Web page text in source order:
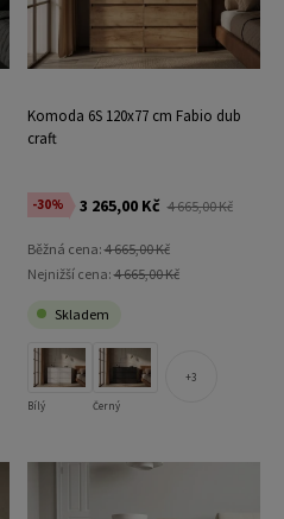
Komoda 6S 120x77 cm Fabio dub
craft
-30% 3 265,00 Kč 4 665,00 Kč
Běžná cena:4 665,00 Kč
Nejnižší cena:4 665,00 Kč
Skladem
Bílý Černý
3